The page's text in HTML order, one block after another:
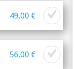
49,00 €
56,00 €